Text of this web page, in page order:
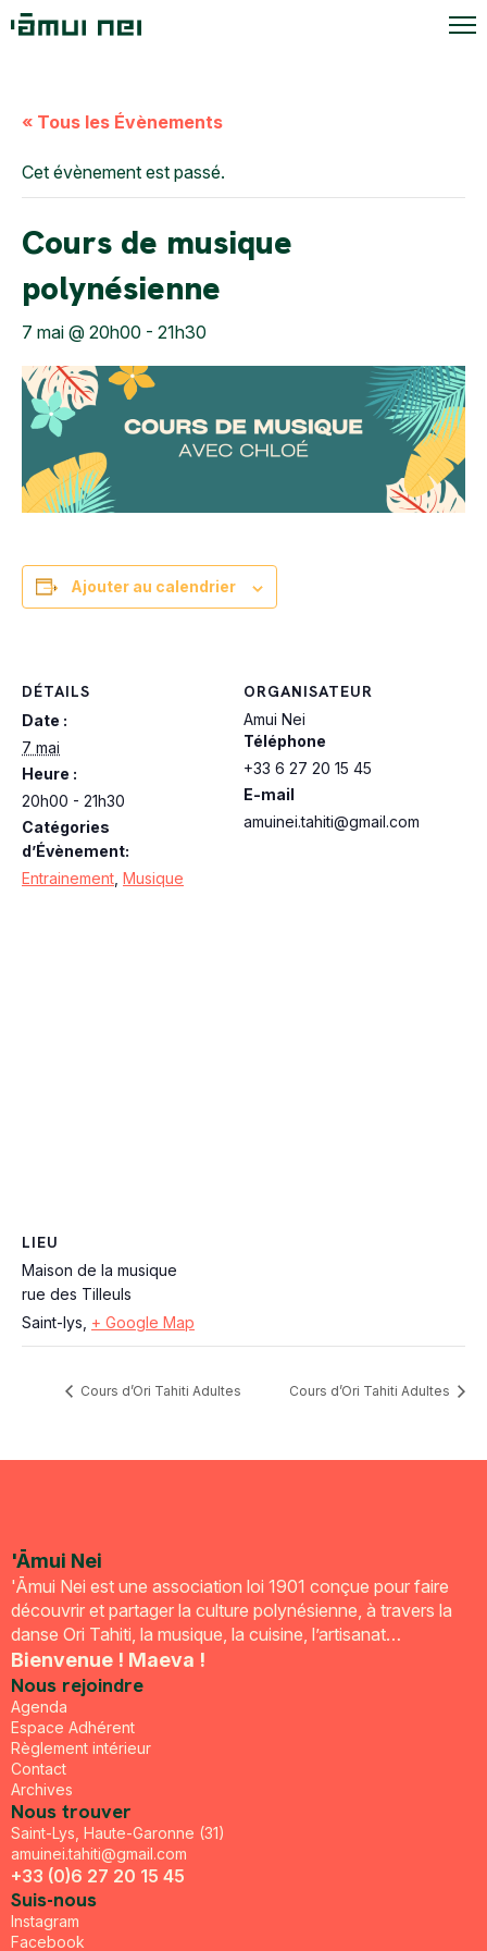
« Tous les Évènements
Cet évènement est passé.
Cours de musique
polynésienne
7 mai @ 20h00 - 21h30
Ajouter au calendrier
DÉTAILS
Date :
7 mai
Heure :
20h00 - 21h30
Catégories
d’Évènement:
Entrainement Musique
ORGANISATEUR
Amui Nei
Téléphone
+33 6 27 20 15 45
E-mail
amuinei.tahiti@gmail.com
LIEU
Maison de la musique
rue des Tilleuls
Saint-lys + Google Map
Cours d’Ori Tahiti Adultes Cours d’Ori Tahiti Adultes
'Āmui Nei
'Āmui Nei est une association loi 1901 conçue pour faire
découvrir et partager la culture polynésienne, à travers la
danse Ori Tahiti, la musique, la cuisine, l’artisanat…
Bienvenue ! Maeva !
Nous rejoindre
Agenda
Espace Adhérent
Règlement intérieur
Contact
Archives
Nous trouver
Saint-Lys, Haute-Garonne (31)
amuinei.tahiti@gmail.com
+33 (0)6 27 20 15 45
Suis-nous
Instagram
Facebook